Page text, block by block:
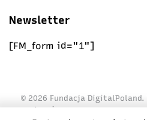
Newsletter
[FM_form id="1"]
© 2026 Fundacja
zastrzeżone